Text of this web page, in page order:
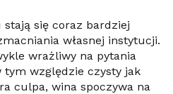
stają się coraz bardziej
własnej instytucji.
wrażliwy na pytania
tym względzie czysty jak
culpa, wina spoczywa na